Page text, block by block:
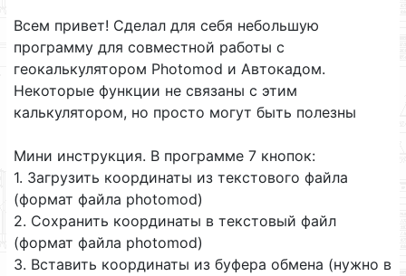
Всем привет! Сделал для себя небольшую
программу для совместной работы с
геокалькулятором Photomod и Автокадом.
Некоторые функции не связаны с этим
калькулятором, но просто могут быть полезны
Мини инструкция. В программе 7 кнопок:
1. Загрузить координаты из текстового файла
(формат файла photomod)
2. Сохранить координаты в текстовый файл
(формат файла photomod)
3. Вставить координаты из буфера обмена (нужно в